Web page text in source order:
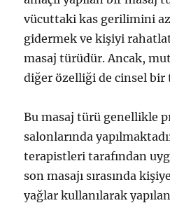
vücuttaki kas gerilimini
gidermek ve kişiyi
masaj türüdür. Ancak,
diğer özelliği de cinsel bir
Bu masaj türü genellikle
salonlarında
terapistleri tarafından
son masajı sırasında
yağlar kullanılarak